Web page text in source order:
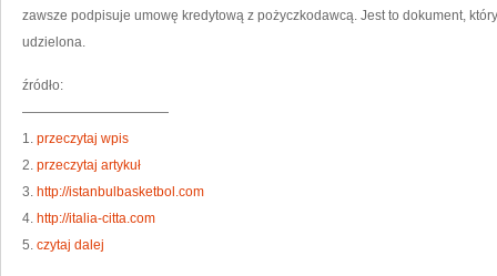
zawsze podpisuje umowę kredytową z pożyczkodawcą. Jest to dokument,
udzielona.
źródło:
———————————
1. przeczytaj wpis
2. przeczytaj artykuł
3. http://istanbulbasketbol.com
4. http://italia-citta.com
5. czytaj dalej